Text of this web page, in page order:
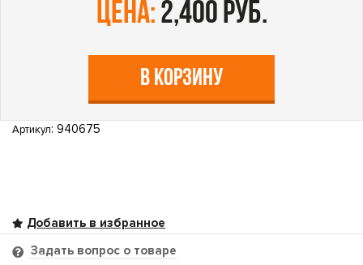
цена: 2,400 руб.
В КОРЗИНУ
Артикул: 940675
Задать вопрос о товаре